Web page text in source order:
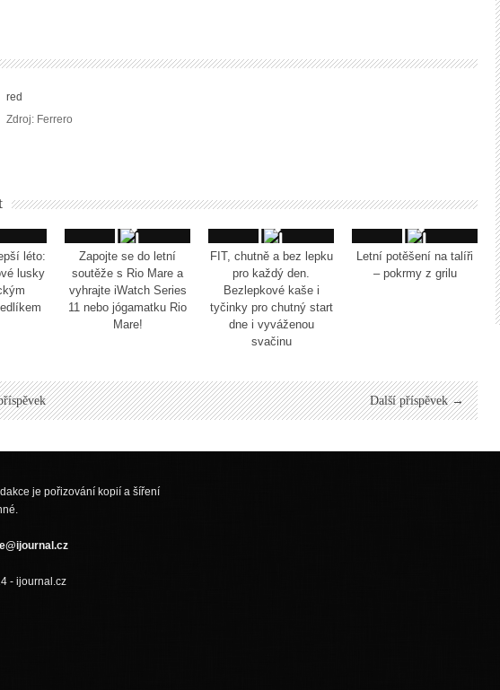
red
Zdroj: Ferrero
léto:
lusky
Zapojte se do letní
soutěže s Rio Mare a
vyhrajte iWatch Series
11 nebo jógamatku Rio
Mare!
FIT, chutně a bez lepku
pro každý den.
Bezlepkové kaše i
tyčinky pro chutný start
dne i vyváženou
svačinu
Letní potěšení na talíři
– pokrmy z grilu
Další příspěvek →
je pořizování kopií a šíření
- ijournal.cz